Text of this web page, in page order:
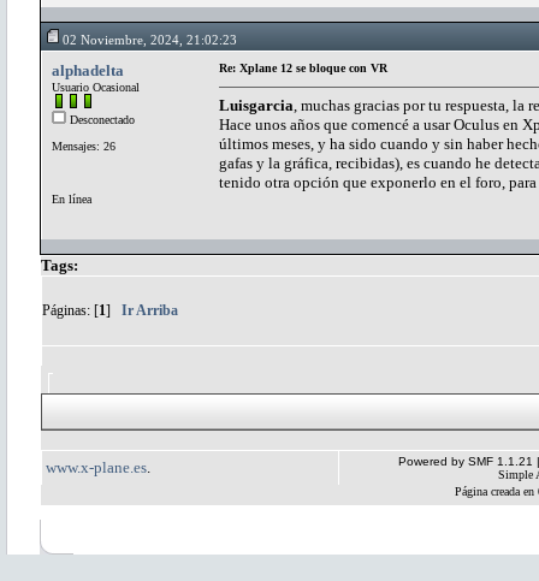
02 Noviembre, 2024, 21:02:23
alphadelta
Usuario Ocasional
Desconectado
Mensajes: 26
En línea
Re: Xplane 12 se bloque con VR
Luisgarcia , muchas gracias por tu respuesta,
Hace unos años que comencé a usar Oculus en
últimos meses, y ha sido cuando y sin haber
gafas y la gráfica, recibidas), es cuando he
tenido otra opción que exponerlo en el foro,
Tags:
Páginas: [1] Ir Arriba
www.x-plane.es Powered by SMF 1.1.21
Simple
Página creada